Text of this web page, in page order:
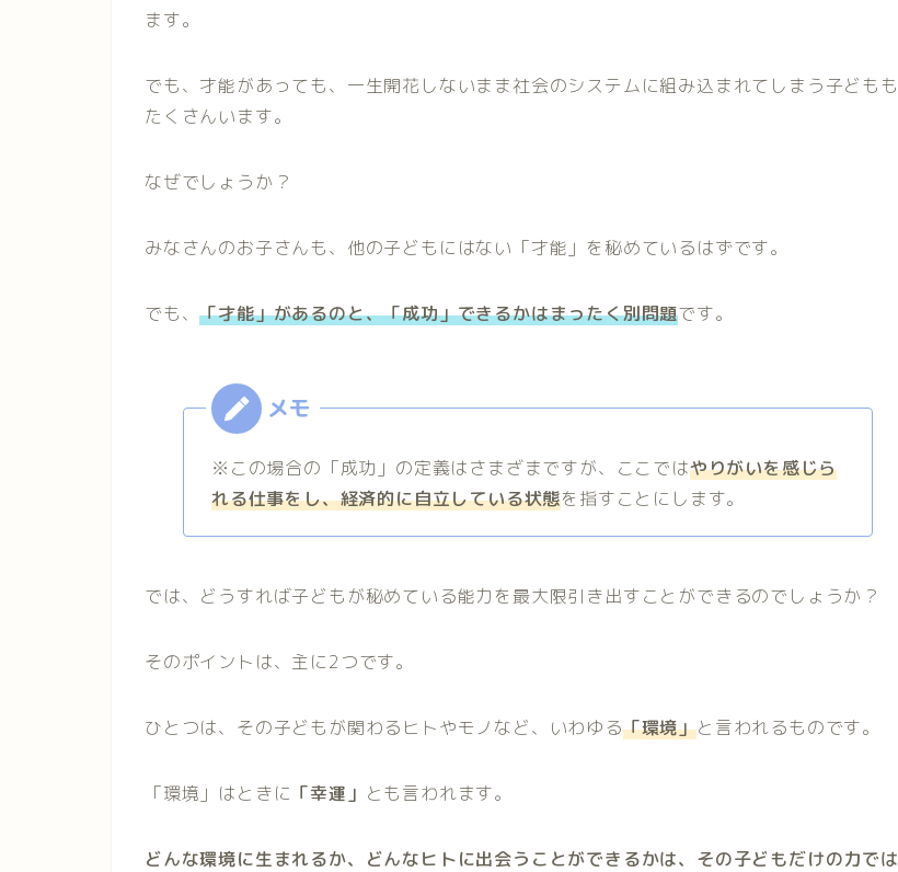
ます。
でも、才能があっても、一生開花しないまま社会のシステムに組み込まれてしまう子どもも
たくさんいます。
なぜでしょうか？
みなさんのお子さんも、他の子どもにはない「才能」を秘めているはずです。
でも、「才能」があるのと、「成功」できるかはまったく別問題です。
※この場合の「成功」の定義はさまざまですが、ここではやりがいを感じら
れる仕事をし、経済的に自立している状態を指すことにします。
では、どうすれば子どもが秘めている能力を最大限引き出すことができるのでしょうか？
そのポイントは、主に2つです。
ひとつは、 その子どもが関わるヒトやモノなど、いわゆる「環境」と 言われるものです。
「環境」はときに 「幸運」 とも言われます。
どんな環境に生まれるか、どんなヒトに出会うことができるかは、その子どもだけの力では